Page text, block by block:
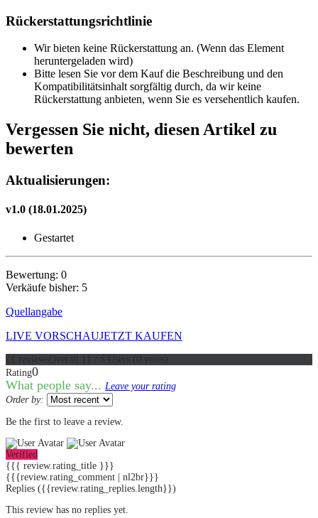
Rückerstattungsrichtlinie
Wir bieten keine Rückerstattung an. (Wenn das Element
heruntergeladen wird)
Bitte lesen Sie vor dem Kauf die Beschreibung und den
Kompatibilitätsinhalt sorgfältig durch, da wir keine
Rückerstattung anbieten, wenn Sie es versehentlich kaufen.
Vergessen Sie nicht, diesen Artikel zu
bewerten
Aktualisierungen:
v1.0 (18.01.2025)
Gestartet
Bewertung: 0
Verkäufe bisher: 5
Quellangabe
LIVE VORSCHAUJETZT KAUFEN
Rating0
What people say... Leave your rating
Order by:
Be the first to leave a review.
Verified
{{{ review.rating_title }}}
{{{review.rating_comment | nl2br}}}
Replies ({{review.rating_replies.length}})
This review has no replies yet.